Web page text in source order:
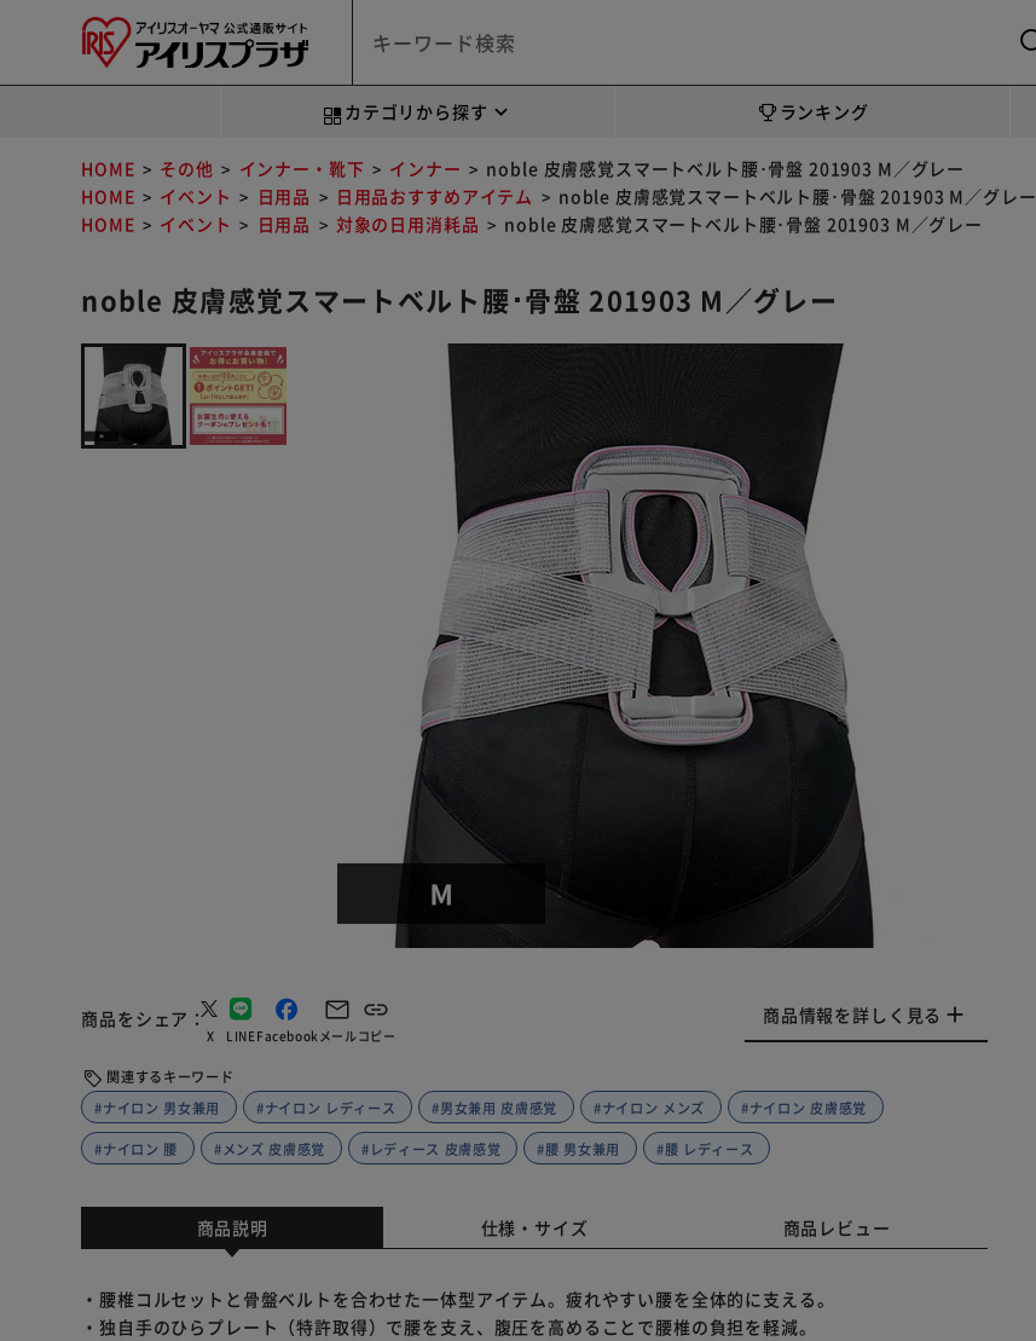
カテゴリから探す ランキング
HOME その他 インナー・靴下 インナー
noble 皮膚感覚スマートベルト腰･骨盤 201903 M／グレー
HOME
イベント 日用品 日用品おすすめアイテム
noble 皮膚感覚スマートベルト腰･骨盤 201903 M／グレー
HOME
イベント 日用品 対象の日用消耗品 noble 皮膚感覚スマートベルト腰･骨盤 201903 M／グレー
noble 皮膚感覚スマートベルト腰･骨盤 201903 M／グレー
商品をシェア
X LINEFacebookメールコピー
商品情報を詳しく見る
関連するキーワード
#ナイロン 男女兼用
#ナイロン レディース #男女兼用 皮膚感覚 #ナイロン メンズ #ナイロン 皮膚感覚
#ナイロン 腰 #メンズ 皮膚感覚 #レディース 皮膚感覚 #腰 男女兼用 #腰 レディース
商品説明 仕様・サイズ 商品レビュー
・腰椎コルセットと骨盤ベルトを合わせた一体型アイテム。疲れやすい腰を全体的に支える。
・独自手のひらプレート（特許取得）で腰を支え、腹圧を高めることで腰椎の負担を軽減。